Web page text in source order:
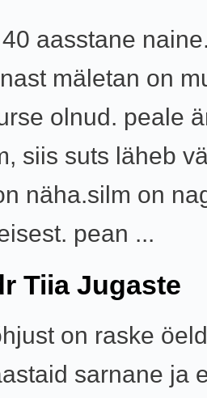
aasstane
mäletan on
olnud. peale
siis suts läheb
näha.silm on
pean ...
Tiia Jugaste
on raske
sarnane ja